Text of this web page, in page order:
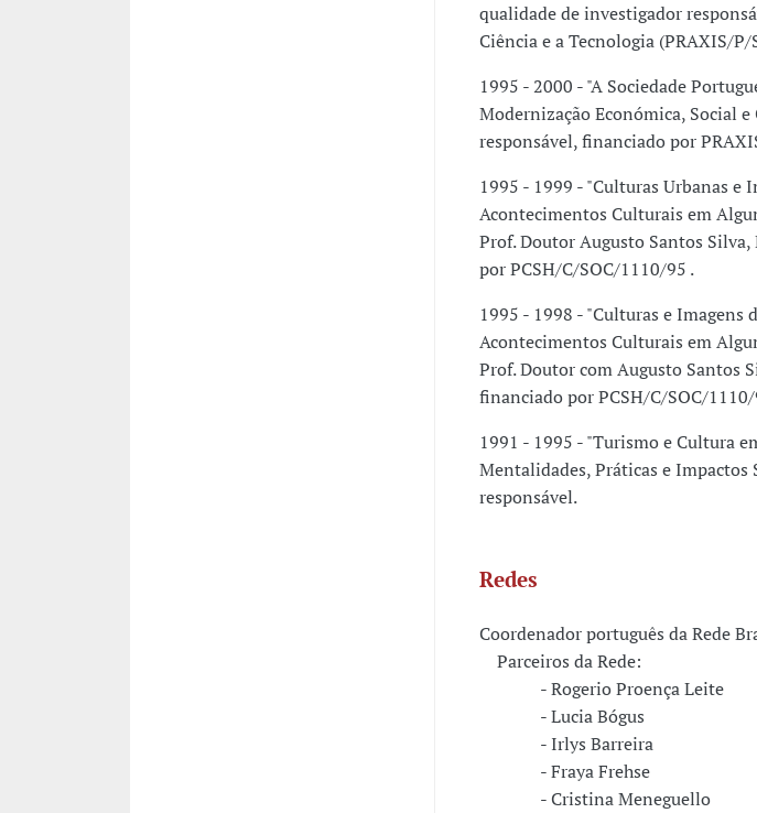
qualidade de investigador
Ciência e a Tecnologia (PRAXIS/
1995 - 2000 - "A Sociedade
Modernização Económica, Social
responsável, financiado por
1995 - 1999 - "Culturas Urbanas e
Acontecimentos Culturais em
Prof. Doutor Augusto Santos
por PCSH/C/SOC/1110/95 .
1995 - 1998 - "Culturas e Imagens
Acontecimentos Culturais em
Prof. Doutor com Augusto Santos
financiado por PCSH/C/SOC/
1991 - 1995 - "Turismo e Cultura
Mentalidades, Práticas e
responsável.
Redes
Coordenador português da Rede
Parceiros da Rede:
- Rogerio Proença Leite
- Lucia Bógus
- Irlys Barreira
- Fraya Frehse
- Cristina Meneguello